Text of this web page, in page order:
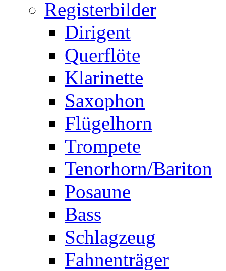
Registerbilder
Dirigent
Querflöte
Klarinette
Saxophon
Flügelhorn
Trompete
Tenorhorn/Bariton
Posaune
Bass
Schlagzeug
Fahnenträger